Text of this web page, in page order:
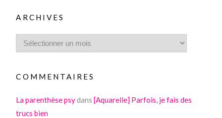
ARCHIVES
COMMENTAIRES
La parenthèse psydans[Aquarelle] Parfois, je fais des
trucs bien